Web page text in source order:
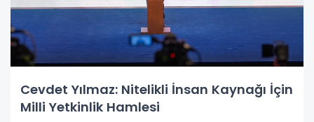
Cevdet Yılmaz: Nitelikli İnsan Kaynağı İçin
Milli Yetkinlik Hamlesi